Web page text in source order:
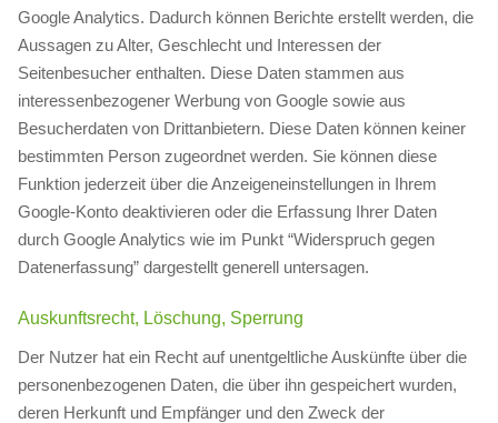
Google Analytics. Dadurch können Berichte erstellt werden, die
Aussagen zu Alter, Geschlecht und Interessen der
Seitenbesucher enthalten. Diese Daten stammen aus
interessenbezogener Werbung von Google sowie aus
Besucherdaten von Drittanbietern. Diese Daten können keiner
bestimmten Person zugeordnet werden. Sie können diese
Funktion jederzeit über die Anzeigeneinstellungen in Ihrem
Google-Konto deaktivieren oder die Erfassung Ihrer Daten
durch Google Analytics wie im Punkt “Widerspruch gegen
Datenerfassung” dargestellt generell untersagen.
Auskunftsrecht, Löschung, Sperrung
Der Nutzer hat ein Recht auf unentgeltliche Auskünfte über die
personenbezogenen Daten, die über ihn gespeichert wurden,
deren Herkunft und Empfänger und den Zweck der